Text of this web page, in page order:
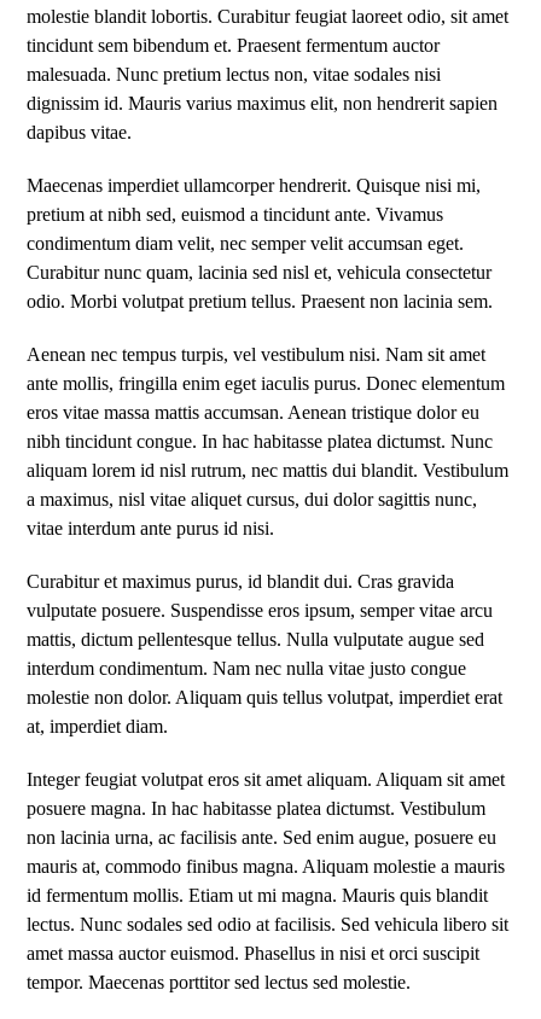
molestie blandit lobortis. Curabitur feugiat laoreet odio, sit amet
tincidunt sem bibendum et. Praesent fermentum auctor
malesuada. Nunc pretium lectus non, vitae sodales nisi
dignissim id. Mauris varius maximus elit, non hendrerit sapien
dapibus vitae.
Maecenas imperdiet ullamcorper hendrerit. Quisque nisi mi,
pretium at nibh sed, euismod a tincidunt ante. Vivamus
condimentum diam velit, nec semper velit accumsan eget.
Curabitur nunc quam, lacinia sed nisl et, vehicula consectetur
odio. Morbi volutpat pretium tellus. Praesent non lacinia sem.
Aenean nec tempus turpis, vel vestibulum nisi. Nam sit amet
ante mollis, fringilla enim eget iaculis purus. Donec elementum
eros vitae massa mattis accumsan. Aenean tristique dolor eu
nibh tincidunt congue. In hac habitasse platea dictumst. Nunc
aliquam lorem id nisl rutrum, nec mattis dui blandit. Vestibulum
a maximus, nisl vitae aliquet cursus, dui dolor sagittis nunc,
vitae interdum ante purus id nisi.
Curabitur et maximus purus, id blandit dui. Cras gravida
vulputate posuere. Suspendisse eros ipsum, semper vitae arcu
mattis, dictum pellentesque tellus. Nulla vulputate augue sed
interdum condimentum. Nam nec nulla vitae justo congue
molestie non dolor. Aliquam quis tellus volutpat, imperdiet erat
at, imperdiet diam.
Integer feugiat volutpat eros sit amet aliquam. Aliquam sit amet
posuere magna. In hac habitasse platea dictumst. Vestibulum
non lacinia urna, ac facilisis ante. Sed enim augue, posuere eu
mauris at, commodo finibus magna. Aliquam molestie a mauris
id fermentum mollis. Etiam ut mi magna. Mauris quis blandit
lectus. Nunc sodales sed odio at facilisis. Sed vehicula libero sit
amet massa auctor euismod. Phasellus in nisi et orci suscipit
tempor. Maecenas porttitor sed lectus sed molestie.